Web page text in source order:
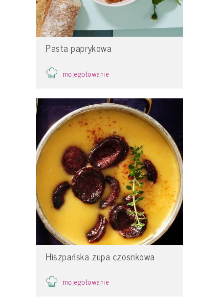
Pasta paprykowa
mojegotowanie
Hiszpańska zupa czosnkowa
mojegotowanie